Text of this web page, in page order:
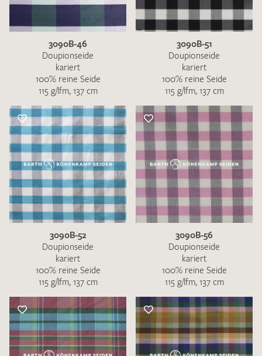
3090B-46
Doupionseide
kariert
100% reine Seide
115 g/lfm, 137 cm
3090B-51
Doupionseide
kariert
100% reine Seide
115 g/lfm, 137 cm
3090B-52
Doupionseide
kariert
100% reine Seide
115 g/lfm, 137 cm
3090B-56
Doupionseide
kariert
100% reine Seide
115 g/lfm, 137 cm